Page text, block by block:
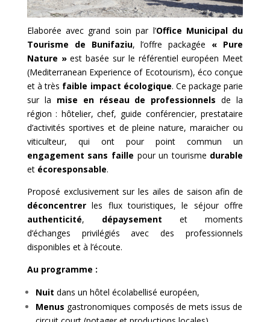
Elaborée avec grand soin par l’Office Municipal du
Tourisme de Bunifaziu, l’offre packagée « Pure
Nature »est basée sur le référentiel européen Meet
(Mediterranean Experience of Ecotourism), éco conçue
et à très faible impact écologique. Ce package parie
sur la mise en réseau de professionnels de la
région : hôtelier, chef, guide conférencier, prestataire
d’activités sportives et de pleine nature, maraicher ou
viticulteur, qui ont pour point commun un
engagement sans faille pour un tourisme durable
et écoresponsable.
Proposé exclusivement sur les ailes de saison afin de
déconcentrerles flux touristiques, le séjour offre
authenticité, dépaysement et moments
d’échanges privilégiés avec des professionnels
disponibles et à l’écoute.
Au programme :
Nuit dans un hôtel écolabellisé européen,
Menus gastronomiques composés de mets issus de